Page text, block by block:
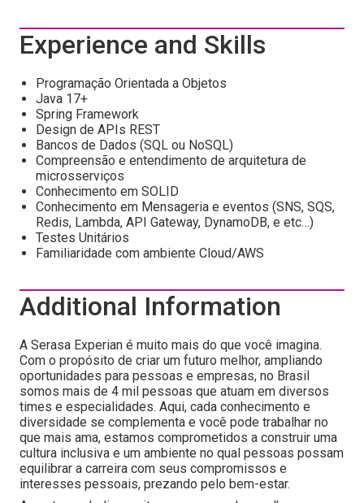
Experience and Skills
Programação Orientada a Objetos
Java 17+
Spring Framework
Design de APIs REST
Bancos de Dados (SQL ou NoSQL)
Compreensão e entendimento de arquitetura de
microsserviços
Conhecimento em SOLID
Conhecimento em Mensageria e eventos (SNS, SQS,
Redis, Lambda, API Gateway, DynamoDB, e etc…)
Testes Unitários
Familiaridade com ambiente Cloud/AWS
Additional Information
A Serasa Experian é muito mais do que você imagina.
Com o propósito de criar um futuro melhor, ampliando
oportunidades para pessoas e empresas, no Brasil
somos mais de 4 mil pessoas que atuam em diversos
times e especialidades. Aqui, cada conhecimento e
diversidade se complementa e você pode trabalhar no
que mais ama, estamos comprometidos a construir uma
cultura inclusiva e um ambiente no qual pessoas possam
equilibrar a carreira com seus compromissos e
interesses pessoais, prezando pelo bem-estar.